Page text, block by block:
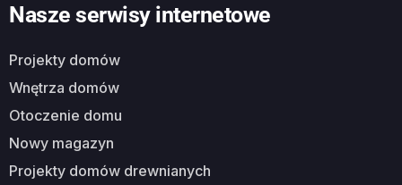
Nasze serwisy internetowe
Projekty domów
Wnętrza domów
Otoczenie domu
Nowy magazyn
Projekty domów drewnianych